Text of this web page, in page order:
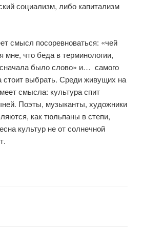
социализм, либо капитализм
смысл посоревноваться: «чей
мне, что беда в терминологии,
было слово» и… самого
стоит выбрать. Среди живущих на
смысла: культура спит
Поэты, музыканты, художники
как тюльпаны в степи,
культур не от солнечной